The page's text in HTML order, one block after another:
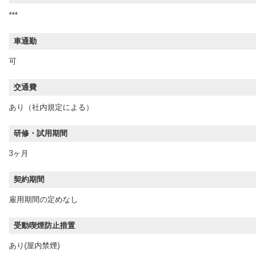
***
車通勤
可
交通費
あり（社内規定による）
研修・試用期間
3ヶ月
契約期間
雇用期間の定めなし
受動喫煙防止措置
あり(屋内禁煙)